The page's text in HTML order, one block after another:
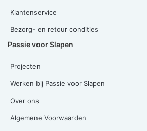
Klantenservice
Bezorg- en retour condities
Passie voor Slapen
Projecten
Werken bij Passie voor Slapen
Over ons
Algemene Voorwaarden